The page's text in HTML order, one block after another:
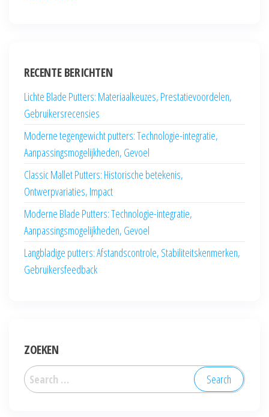
RECENTE BERICHTEN
Lichte Blade Putters: Materiaalkeuzes, Prestatievoordelen,
Gebruikersrecensies
Moderne tegengewicht putters: Technologie-integratie,
Aanpassingsmogelijkheden, Gevoel
Classic Mallet Putters: Historische betekenis,
Ontwerpvariaties, Impact
Moderne Blade Putters: Technologie-integratie,
Aanpassingsmogelijkheden, Gevoel
Langbladige putters: Afstandscontrole, Stabiliteitskenmerken,
Gebruikersfeedback
ZOEKEN
Search
for: